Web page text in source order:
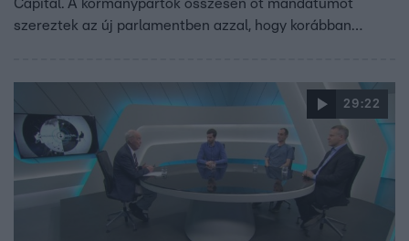
Capital. A kormánypártok összesen öt mandátumot
szereztek az új parlamentben azzal, hogy korábban
96 százaléka voksolt a Fideszre, a magas részvétel miatt
ez azonban nem befolyásolta a mandátumok elosztását.
29:22